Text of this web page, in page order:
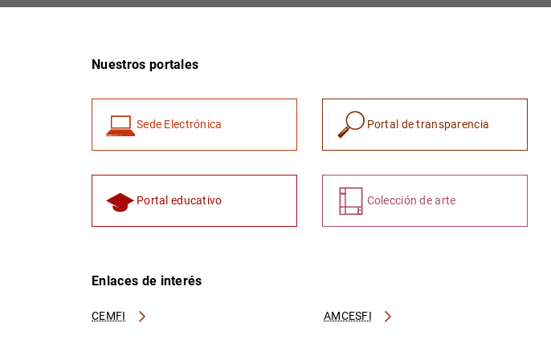
Nuestros portales
Sede Electrónica Portal de transparencia
Portal educativo Colección de arte
Enlaces de interés
CEMFI AMCESFI